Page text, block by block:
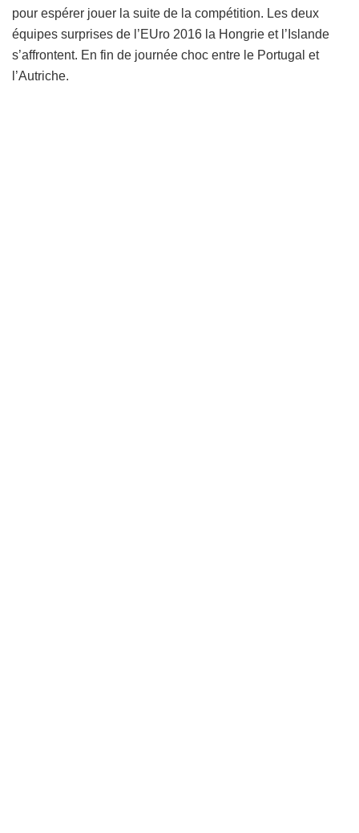
pour espérer jouer la suite de la compétition. Les deux
équipes surprises de l’EUro 2016 la Hongrie et l’Islande
s’affrontent. En fin de journée choc entre le Portugal et
l’Autriche.